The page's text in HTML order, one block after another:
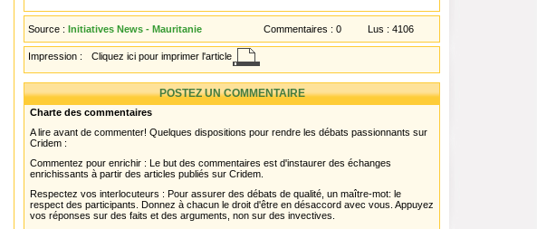
Source : Initiatives News - Mauritanie Commentaires : 0 Lus : 4106
Impression : Cliquez ici pour imprimer l'article
POSTEZ UN COMMENTAIRE
Charte des commentaires
A lire avant de commenter! Quelques dispositions pour rendre les débats passionnants sur
Cridem :
Commentez pour enrichir : Le but des commentaires est d'instaurer des échanges
enrichissants à partir des articles publiés sur Cridem.
Respectez vos interlocuteurs : Pour assurer des débats de qualité, un maître-mot: le
respect des participants. Donnez à chacun le droit d'être en désaccord avec vous. Appuyez
vos réponses sur des faits et des arguments, non sur des invectives.